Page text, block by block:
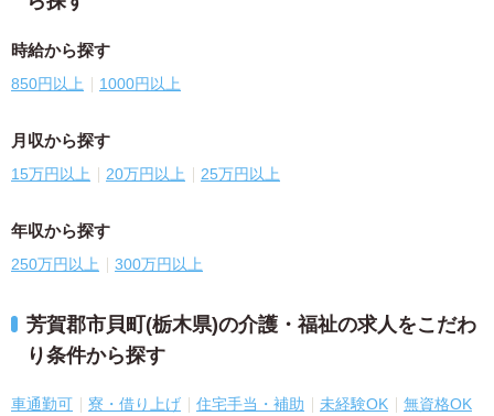
時給から探す
850円以上 1000円以上
月収から探す
15万円以上 20万円以上 25万円以上
年収から探す
250万円以上 300万円以上
芳賀郡市貝町(栃木県)の介護・福祉の求人をこだわ
り条件から探す
車通勤可 寮・借り上げ 住宅手当・補助 未経験OK
無資格OK